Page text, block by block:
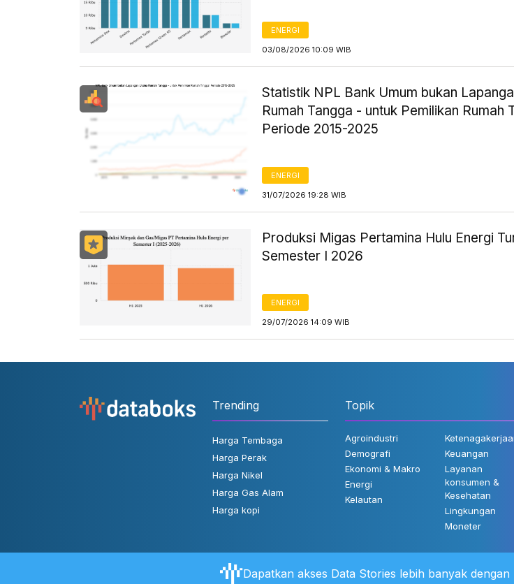
ENERGI
03/08/2026 10:09 WIB
Statistik NPL Bank Umum bukan
Rumah Tangga - untuk Pemilikan Rumah
Periode 2015-2025
ENERGI
31/07/2026 19:28 WIB
Produksi Migas Pertamina Hulu Energi
Semester I 2026
ENERGI
29/07/2026 14:09 WIB
Trending
Harga Tembaga
Harga Perak
Harga Nikel
Harga Gas Alam
Harga kopi
Topik
Agroindustri
Demografi
Ekonomi & Makro
Energi
Kelautan
Keuangan
Layanan
konsumen &
Kesehatan
Lingkungan
Moneter
Aturan Pengguna FAQ Hubungi Kami ©2022
Dapatkan akses Data Stories lebih banyak